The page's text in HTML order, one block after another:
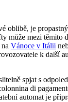
je
může mezi
Vánoce v Itálii
k další
spjat s
di
automat je